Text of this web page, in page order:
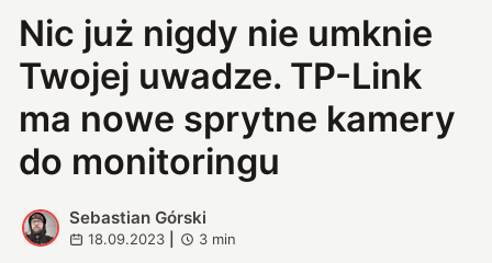
Nic już nigdy nie umknie
Twojej uwadze. TP-Link
ma nowe sprytne kamery
do monitoringu
S
Sebastian Górski
18.09.2023 3 min